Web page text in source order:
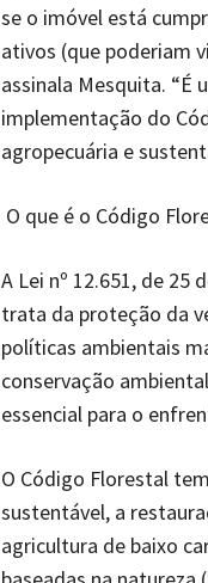
se o imóvel está
ativos (que poderiam
assinala Mesquita. “É
implementação do
agropecuária e
O que é o Código
A Lei nº 12.651, de
trata da proteção da
políticas ambientais
conservação
essencial para o
O Código Florestal
sustentável, a
agricultura de baixo